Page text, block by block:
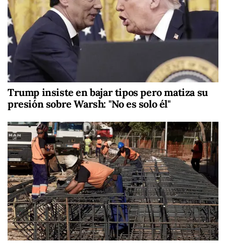
Trump insiste en bajar tipos pero matiza su
presión sobre Warsh: "No es solo él"